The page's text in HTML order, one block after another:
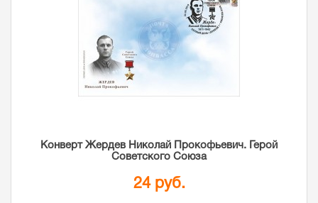
Конверт Жердев Николай Прокофьевич. Герой
Советского Союза
24 руб.